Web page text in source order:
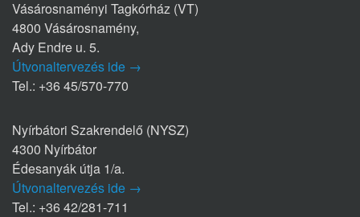
Vásárosnaményi Tagkórház (VT)
4800 Vásárosnamény,
Ady Endre u. 5.
Útvonaltervezés ide →
Tel.: +36 45/570-770
Nyírbátori Szakrendelő (NYSZ)
4300 Nyírbátor
Édesanyák útja 1/a.
Útvonaltervezés ide →
Tel.: +36 42/281-711